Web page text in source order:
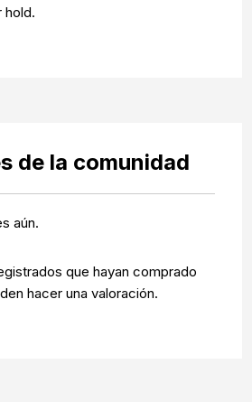
hold.
de la comunidad
aún.
que hayan comprado
hacer una valoración.